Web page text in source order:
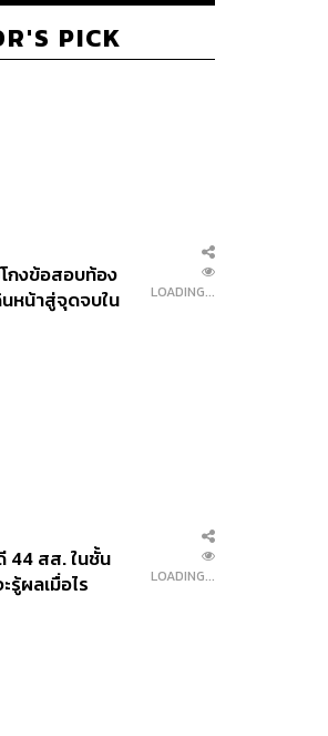
PICK
กงข้อสอบท้อง
หน้าสู่จุดจบใน
LOADING...
44 สส. ในชั้น
รู้ผลเมื่อไร
LOADING...